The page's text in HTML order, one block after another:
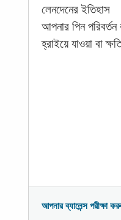
লেনদেনের ইতিহাস
আপনার পিন
হ্রাইয়ে যাওয়া বা
আপনার ব্যালেন্স পরীক্ষা